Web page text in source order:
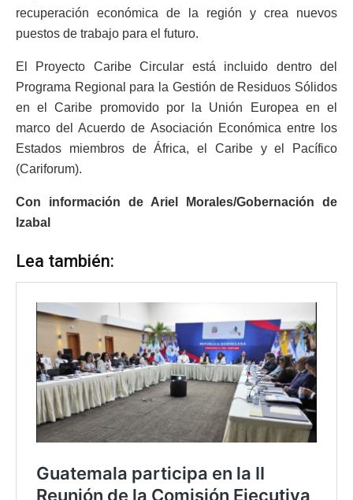
recuperación económica de la región y crea nuevos
puestos de trabajo para el futuro.
El Proyecto Caribe Circular está incluido dentro del
Programa Regional para la Gestión de Residuos Sólidos
en el Caribe promovido por la Unión Europea en el
marco del Acuerdo de Asociación Económica entre los
Estados miembros de África, el Caribe y el Pacífico
(Cariforum).
Con información de Ariel Morales/Gobernación de
Izabal
Lea también: